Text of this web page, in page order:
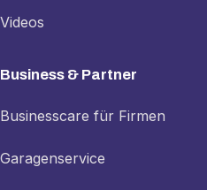
Videos
Business & Partner
Businesscare für Firmen
Garagenservice